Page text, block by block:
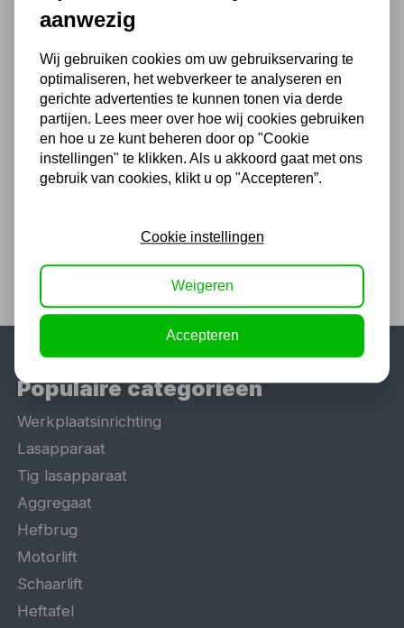
Aluminium dubbele trap 6
treden
Niet uit voorraad leverbaar
272,25
Populaire categorieën
Werkplaatsinrichting
Lasapparaat
Tig lasapparaat
Aggregaat
Hefbrug
Motorlift
Schaarlift
Heftafel
aanwezig
Wij gebruiken cookies om uw gebruikservaring te
optimaliseren, het webverkeer te analyseren en
gerichte advertenties te kunnen tonen via derde
partijen. Lees meer over hoe wij cookies gebruiken
en hoe u ze kunt beheren door op "Cookie
instellingen" te klikken. Als u akkoord gaat met ons
gebruik van cookies, klikt u op "Accepteren”.
Cookie instellingen
Weigeren
Accepteren